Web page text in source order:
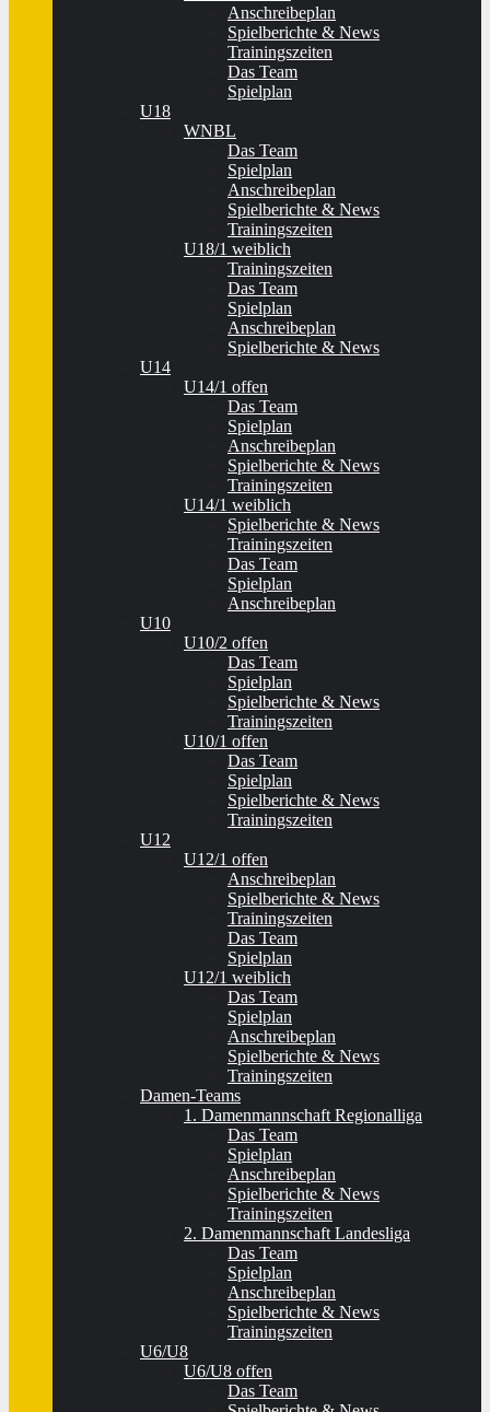
Anschreibeplan
Spielberichte & News
Trainingszeiten
Das Team
Spielplan
U18
WNBL
Das Team
Spielplan
Anschreibeplan
Spielberichte & News
Trainingszeiten
U18/1 weiblich
Trainingszeiten
Das Team
Spielplan
Anschreibeplan
Spielberichte & News
U14
U14/1 offen
Das Team
Spielplan
Anschreibeplan
Spielberichte & News
Trainingszeiten
U14/1 weiblich
Spielberichte & News
Trainingszeiten
Das Team
Spielplan
Anschreibeplan
U10
U10/2 offen
Das Team
Spielplan
Spielberichte & News
Trainingszeiten
U10/1 offen
Das Team
Spielplan
Spielberichte & News
Trainingszeiten
U12
U12/1 offen
Anschreibeplan
Spielberichte & News
Trainingszeiten
Das Team
Spielplan
U12/1 weiblich
Das Team
Spielplan
Anschreibeplan
Spielberichte & News
Trainingszeiten
Damen-Teams
1. Damenmannschaft Regionalliga
Das Team
Spielplan
Anschreibeplan
Spielberichte & News
Trainingszeiten
2. Damenmannschaft Landesliga
Das Team
Spielplan
Anschreibeplan
Spielberichte & News
Trainingszeiten
U6/U8
U6/U8 offen
Das Team